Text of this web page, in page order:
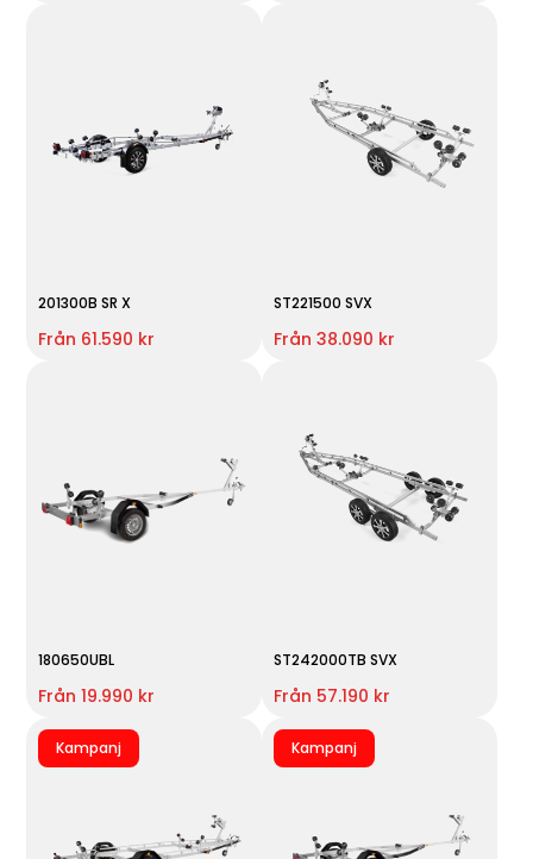
201300B SR X
Från 61.590 kr
ST221500 SVX
Från 38.090 kr
180650UBL
Från 19.990 kr
ST242000TB SVX
Från 57.190 kr
Kampanj Kampanj